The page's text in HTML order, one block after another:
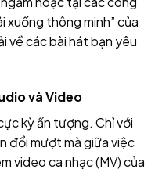
xuống thông minh” của
về các bài hát bạn yêu
và Video
kỳ ấn tượng. Chỉ với
đổi mượt mà giữa việc
video ca nhạc (MV) của